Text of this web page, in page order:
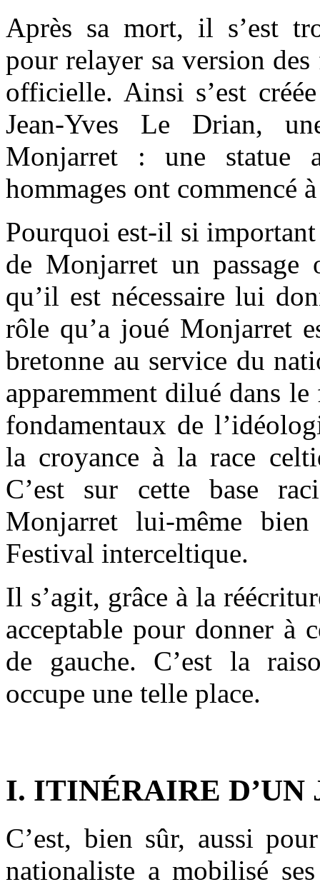
Après sa mort, il s’est
pour relayer sa version
officielle. Ainsi s’est
Jean-Yves Le Drian,
Monjarret : une statue
hommages ont commencé
Pourquoi est-il si
de Monjarret un passage
qu’il est nécessaire lui
rôle qu’a joué Monjarret
bretonne au service du
apparemment dilué dans
fondamentaux de
la croyance à la race
C’est sur cette base
Monjarret lui-même
Festival interceltique.
Il s’agit, grâce à la
acceptable pour donner à
de gauche. C’est la
occupe une telle place.
I. ITINÉRAIRE D’UN
C’est, bien sûr, aussi
nationaliste a mobilisé